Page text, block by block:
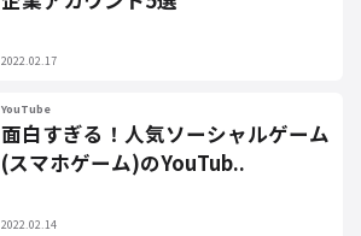
2022.02.17
YouTube
面白すぎる！人気ソーシャルゲーム
(スマホゲーム)のYouTub..
2022.02.14